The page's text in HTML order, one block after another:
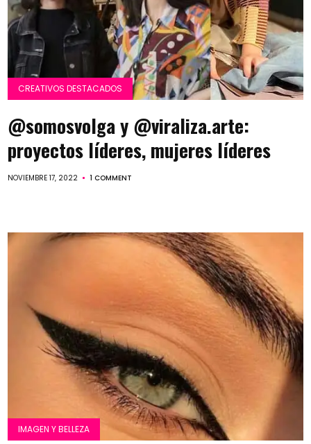
CREATIVOS DESTACADOS
@somosvolga y @viraliza.arte:
proyectos líderes, mujeres líderes
NOVIEMBRE 17, 2022 1 COMMENT
IMAGEN Y BELLEZA